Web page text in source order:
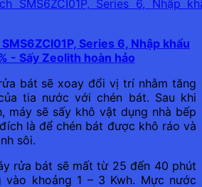
Series 6, Nhập khẩu
- Sấy Zeolith hoàn hảo
bát sẽ xoay đổi vị trí nhằm tăng
tia nước với chén bát. Sau khi
máy sẽ sấy khô vật dụng nhà bếp
là để chén bát được khô ráo và
sôi.
rửa bát sẽ mất từ 25 đến 40 phút
khoảng 1 – 3 Kwh. Mực nước